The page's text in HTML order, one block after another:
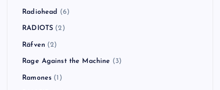
Radiohead (6)
RADIOTS (2)
Räfven (2)
Rage Against the Machine (3)
Ramones (1)